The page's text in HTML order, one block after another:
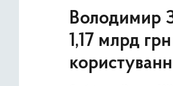
Володимир
1,17 млрд